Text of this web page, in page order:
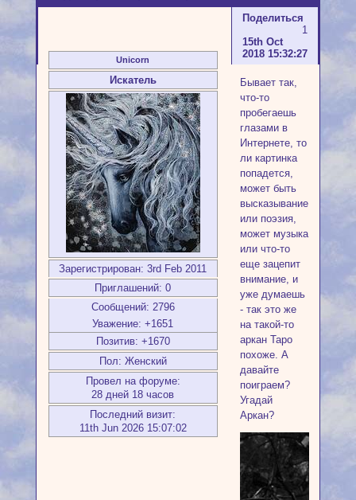
Поделиться
1
15th Oct
2018 15:32:27
Unicorn
Искатель
Зарегистрирован: 3rd Feb 2011
Приглашений: 0
Сообщений: 2796
Уважение: +1651
Позитив: +1670
Пол: Женский
Провел на форуме:
28 дней 18 часов
Последний визит:
11th Jun 2026 15:07:02
Бывает так,
что-то
пробегаешь
глазами в
Интернете, то
ли картинка
попадется,
может быть
высказывание
или поэзия,
может музыка
или что-то
еще зацепит
внимание, и
уже думаешь
- так это же
на такой-то
аркан Таро
похоже. А
давайте
поиграем?
Угадай
Аркан?